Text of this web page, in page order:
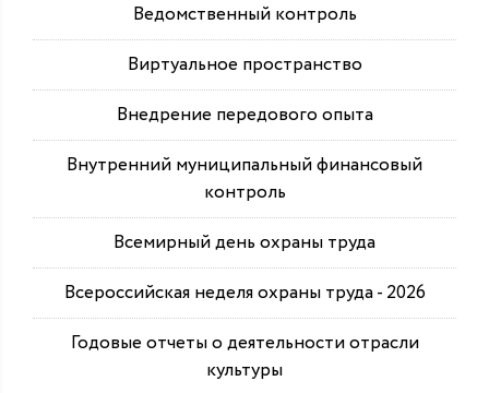
Ведомственный контроль
Виртуальное пространство
Внедрение передового опыта
Внутренний муниципальный финансовый
контроль
Всемирный день охраны труда
Всероссийская неделя охраны труда - 2026
Годовые отчеты о деятельности отрасли
культуры